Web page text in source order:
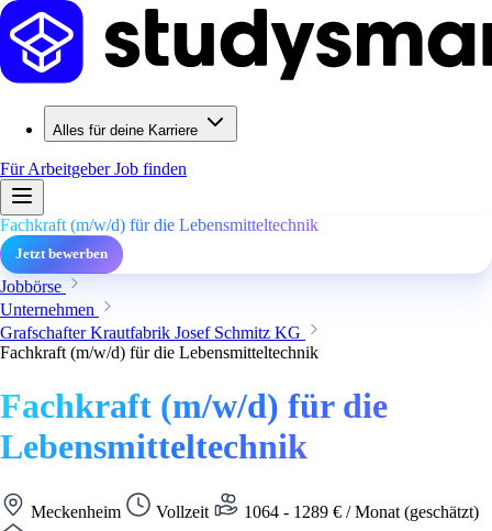
Alles für deine Karriere
Für ArbeitgeberJob finden
Fachkraft (m/w/d) für die Lebensmitteltechnik
Jetzt bewerben
Jobbörse
Unternehmen
Grafschafter Krautfabrik Josef Schmitz KG
Fachkraft (m/w/d) für die Lebensmitteltechnik
Fachkraft (m/w/d) für die
Lebensmitteltechnik
Meckenheim Vollzeit
1064 - 1289 € / Monat (geschätzt)